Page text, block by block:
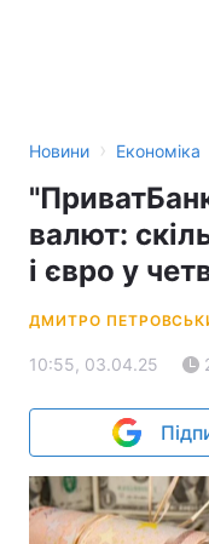
Новини › Економіка
валют:
і євро у
ДМИТРО
10:55, 03.04.25